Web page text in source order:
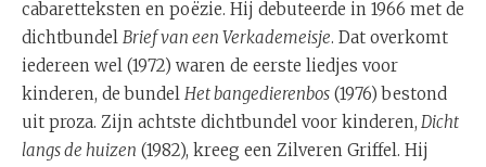
cabaretteksten en poëzie. Hij debuteerde in 1966 met de
dichtbundel Brief van een Verkademeisje. Dat overkomt
iedereen wel (1972) waren de eerste liedjes voor
kinderen, de bundel Het bangedierenbos (1976) bestond
uit proza. Zijn achtste dichtbundel voor kinderen, Dicht
langs de huizen (1982), kreeg een Zilveren Griffel. Hij